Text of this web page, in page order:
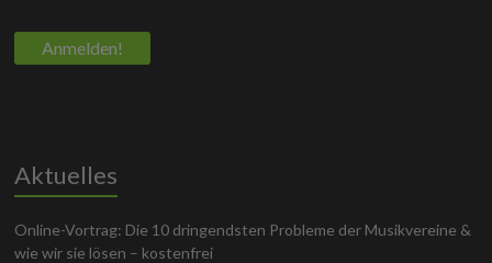
Aktuelles
Online-Vortrag: Die 10 dringendsten Probleme der Musikvereine &
wie wir sie lösen – kostenfrei